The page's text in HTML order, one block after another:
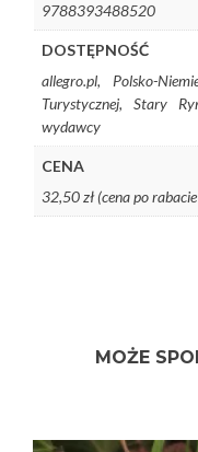
9788393488520
DOSTĘPNOŚĆ
allegro.pl, Polsko-
Turystycznej, Stary
wydawcy
CENA
32,50 zł (cena po
MOŻE